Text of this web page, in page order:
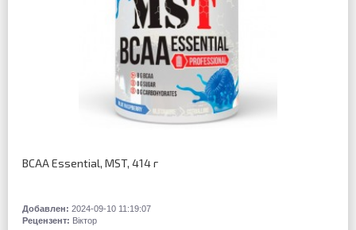
BCAA Essential, MST, 414 г
Добавлен: 2024-09-10 11:19:07
Рецензент: Віктор